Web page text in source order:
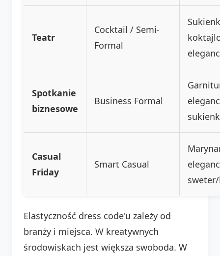
Teatr
Cocktail / Semi-
Formal
Spotkanie
biznesowe
Business Formal
Casual
Friday
Smart Casual
Elastyczność dress code'u zależy od
branży i miejsca. W kreatywnych
środowiskach jest większa swoboda. W